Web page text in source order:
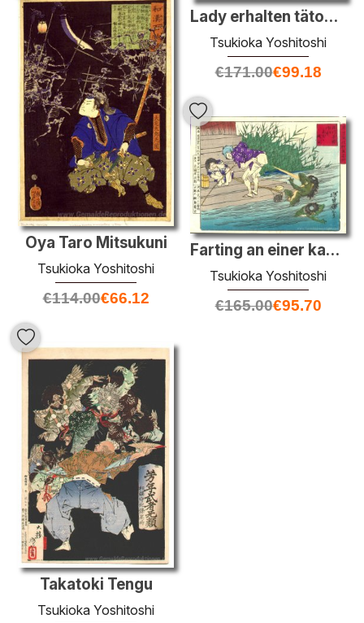
Lady erhalten tätowiert
Tsukioka Yoshitoshi
€171.00€99.18
Oya Taro Mitsukuni
Tsukioka Yoshitoshi
€114.00€66.12
Farting an einer kappa am Holzplatz in Fukagawa
Tsukioka Yoshitoshi
€165.00€95.70
Takatoki Tengu
Tsukioka Yoshitoshi